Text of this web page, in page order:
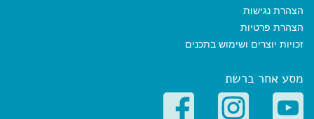
הצהרת נגישות
הצהרת פרטיות
זכויות יוצרים ושימוש בתכנים
מסע אחר ברשת